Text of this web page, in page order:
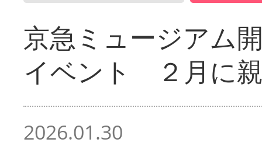
京急ミュージアム
イベント ２月に
2026.01.30